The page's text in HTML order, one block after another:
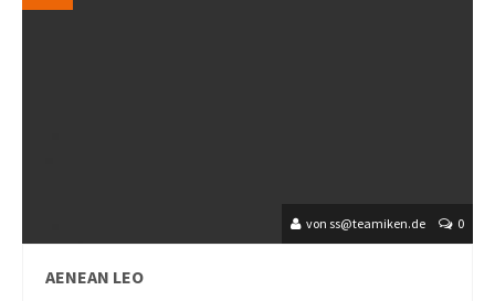
von ss@teamiken.de 0
AENEAN LEO